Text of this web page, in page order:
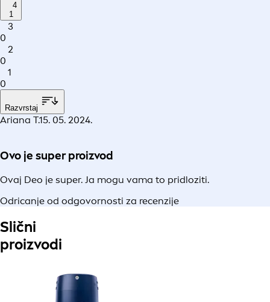
4
1
3
0
2
0
1
0
Razvrstaj
Ariana T.15. 05. 2024.
Ovo je super proizvod
Ovaj Deo je super. Ja mogu vama to pridloziti.
Odricanje od odgovornosti za recenzije
Slični
proizvodi